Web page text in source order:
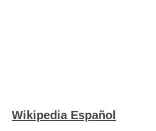
Wikipedia Español